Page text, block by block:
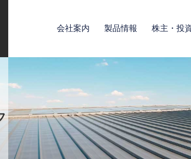
会社案内 製品情報 株主・投